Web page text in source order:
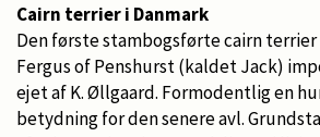
Cairn terrier i Danmark
Den første stambogsførte cairn terrier
Fergus of Penshurst (kaldet Jack)
ejet af K. Øllgaard. Formodentlig en
betydning for den senere avl.